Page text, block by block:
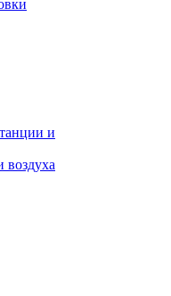
и
воздуха